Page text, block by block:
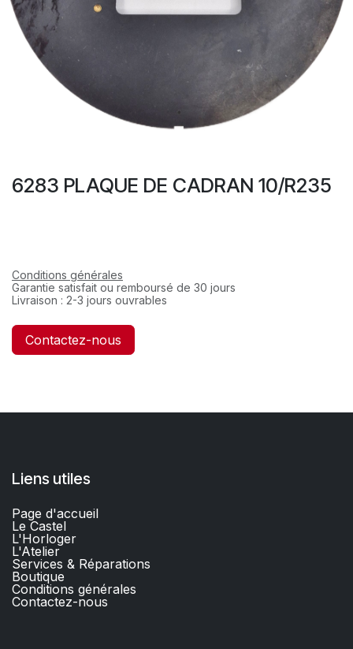
6283 PLAQUE DE CADRAN 10/R235
Conditions générales
Garantie satisfait ou remboursé de 30 jours
Livraison : 2-3 jours ouvrables
Contactez-nous
Liens utiles
Page d'accueil
Le Castel
L'Horloger
L'Atelier
Services & Réparations
Boutique
Conditions générales
Contactez-nous​